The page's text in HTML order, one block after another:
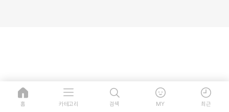
홈 카테고리 검색 MY 최근